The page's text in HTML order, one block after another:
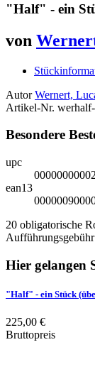
"Half" - ein
von
Autor Wernert,
Artikel-Nr.
Besondere
upc
ean13
20 obligatorische
Aufführungsgebühr
Hier gelangen
"Half" - ein Stück
225,00 €
Bruttopreis